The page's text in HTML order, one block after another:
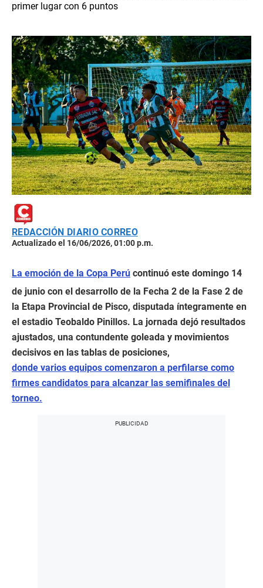
primer lugar con 6 puntos
REDACCIÓN DIARIO CORREO
Actualizado el 16/06/2026, 01:00 p.m.
La emoción de la Copa Perú continuó este domingo 14
de junio con el desarrollo de la Fecha 2 de la Fase 2 de
la Etapa Provincial de Pisco, disputada íntegramente en
el estadio Teobaldo Pinillos. La jornada dejó resultados
ajustados, una contundente goleada y movimientos
decisivos en las tablas de posiciones,
donde varios equipos comenzaron a perfilarse como
firmes candidatos para alcanzar las semifinales del
torneo.